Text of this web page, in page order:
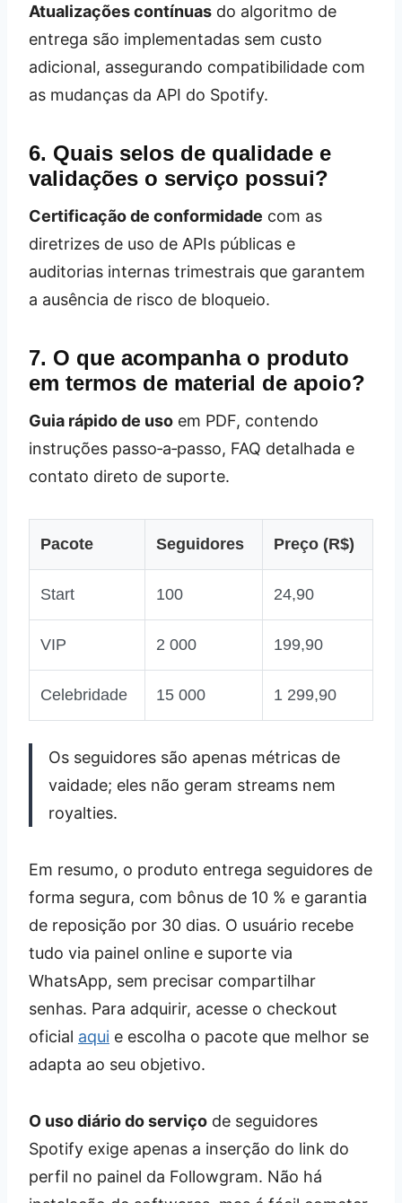
Atualizações contínuas do algoritmo de
entrega são implementadas sem custo
adicional, assegurando compatibilidade com
as mudanças da API do Spotify.
6. Quais selos de qualidade e
validações o serviço possui?
Certificação de conformidade com as
diretrizes de uso de APIs públicas e
auditorias internas trimestrais que garantem
a ausência de risco de bloqueio.
7. O que acompanha o produto
em termos de material de apoio?
Guia rápido de uso em PDF, contendo
instruções passo‑a‑passo, FAQ detalhada e
contato direto de suporte.
Pacote Seguidores Preço (R$)
Start 100 24,90
VIP 2 000 199,90
Celebridade 15 000 1 299,90
Os seguidores são apenas métricas de
vaidade; eles não geram streams nem
royalties.
Em resumo, o produto entrega seguidores de
forma segura, com bônus de 10 % e garantia
de reposição por 30 dias. O usuário recebe
tudo via painel online e suporte via
WhatsApp, sem precisar compartilhar
senhas. Para adquirir, acesse o checkout
oficial aqui e escolha o pacote que melhor se
adapta ao seu objetivo.
O uso diário do serviço de seguidores
Spotify exige apenas a inserção do link do
perfil no painel da Followgram. Não há